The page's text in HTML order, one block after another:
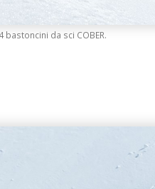
bastoncini da sci COBER.